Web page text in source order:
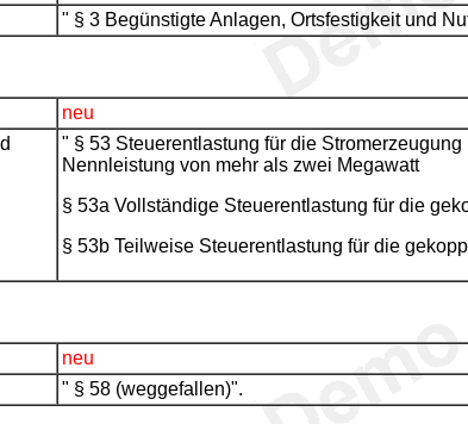
" § 3 Begünstigte Anlagen, Ortsfestigkeit und
neu
" § 53 Steuerentlastung für die
Nennleistung von mehr als zwei Megawatt
§ 53a Vollständige Steuerentlastung für die
§ 53b Teilweise Steuerentlastung für die
neu
" § 58 (weggefallen)".